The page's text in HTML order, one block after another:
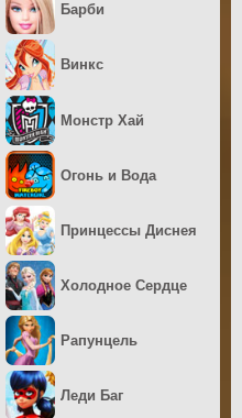
Барби
Винкс
Монстр Хай
Огонь и Вода
Принцессы Диснея
Холодное Сердце
Рапунцель
Леди Баг